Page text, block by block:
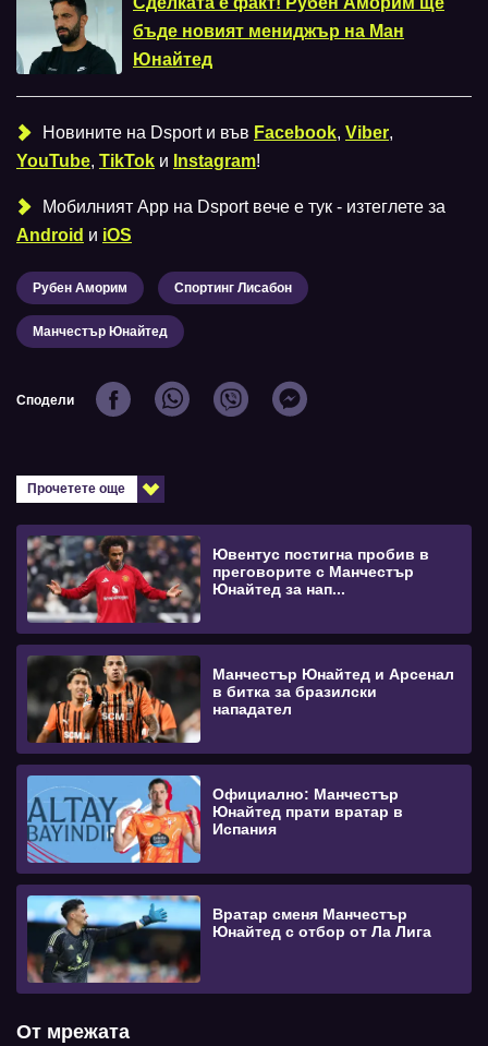
бъде новият мениджър на Ман
Юнайтед
Новините на Dsport и във Facebook, Viber,
YouTube, TikTok и Instagram!
Мобилният Аpp на Dsport вече е тук - изтеглете за
Android и iOS
Рубен Аморим Спортинг Лисабон
Манчестър Юнайтед
Сподели
Прочетете още
Ювентус постигна пробив в
преговорите с Манчестър
Юнайтед за нап...
Манчестър Юнайтед и Арсенал
в битка за бразилски
нападател
Официално: Манчестър
Юнайтед прати вратар в
Испания
Вратар сменя Манчестър
Юнайтед с отбор от Ла Лига
От мрежата